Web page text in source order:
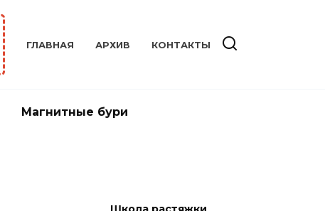
ГЛАВНАЯ АРХИВ КОНТАКТЫ
Магнитные бури